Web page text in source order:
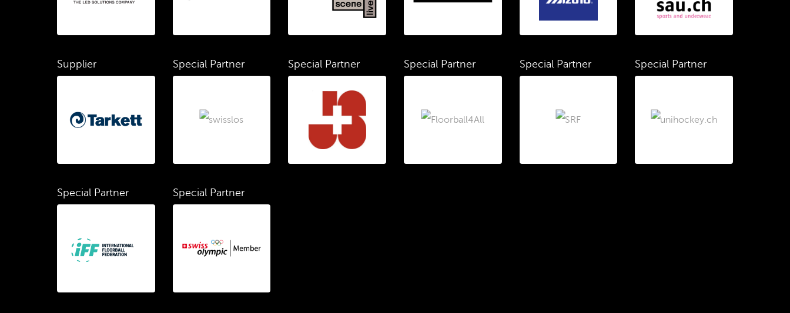
Supplier Special Partner Special Partner Special Partner Special Partner Special Partner
Special Partner Special Partner